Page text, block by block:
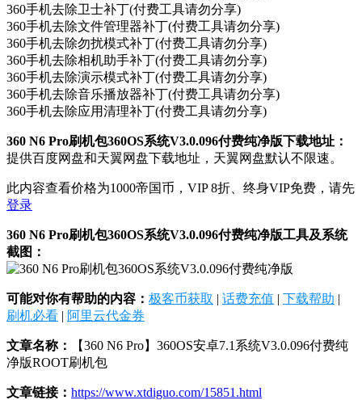
360手机去除卫士补丁(付费工具请勿分享)
360手机去除文件管理器补丁(付费工具请勿分享)
360手机去除勿扰模式补丁(付费工具请勿分享)
360手机去除相机助手补丁(付费工具请勿分享)
360手机去除演示模式补丁(付费工具请勿分享)
360手机去除音乐播放器补丁(付费工具请勿分享)
360手机去除应用清理补丁(付费工具请勿分享)
360 N6 Pro刷机包360OS系统V3.0.096付费纯净版下载地址：
提供百度网盘和天翼网盘下载地址，天翼网盘默认不限速。
此内容查看价格为1000帝国币，VIP 8折、终身VIP免费，请先
登录
360 N6 Pro刷机包360OS系统V3.0.096付费纯净版工具及系统
截图：
可能对你有帮助的内容： 极客币获取 | 话费充值 | 下载帮助 |
刷机必看 | 阿里云代金券
文章名称：
【360 N6 Pro】360OS安卓7.1系统V3.0.096付费纯
净版ROOT刷机包
文章链接： https://www.xtdiguo.com/15851.html